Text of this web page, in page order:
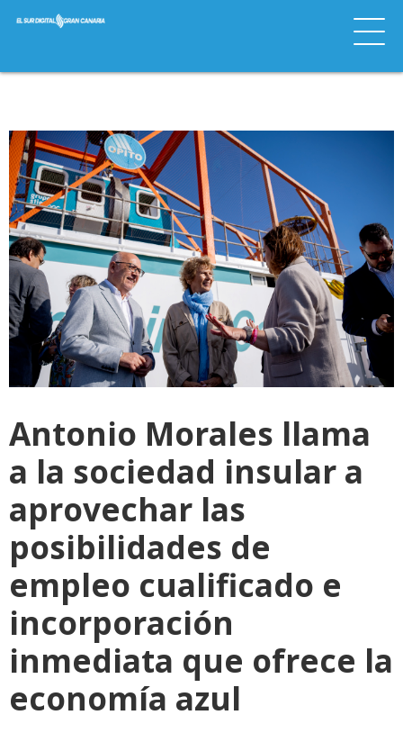
Antonio Morales llama
a la sociedad insular a
aprovechar las
posibilidades de
empleo cualificado e
incorporación
inmediata que ofrece la
economía azul